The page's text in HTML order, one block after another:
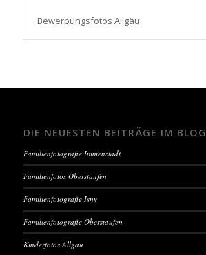
Bewerbungsfotos Allgäu
DIE NEUESTEN BEITRÄGE IM BLOG
Familienfotografie Immenstadt
Familienfotos Oberstaufen
Familienfotografie Isny
Familienfotografie Oberstaufen
Kinderfotos Allgäu